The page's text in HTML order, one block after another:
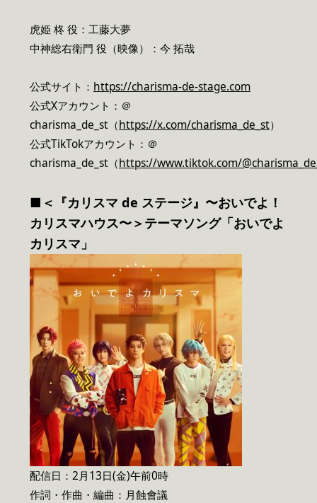
虎姫 柊 役：工藤大夢
中神総右衛門 役（映像）：今 拓哉
公式サイト： https://charisma-de-stage.com
公式Xアカウント：＠
charisma_de_st（https://x.com/charisma_de_st）
公式TikTokアカウント：＠
charisma_de_st（https://www.tiktok.com/
■＜『カリスマ de ステージ』〜おいでよ！
カリスマハウス〜＞テーマソング「おいでよ
カリスマ」
配信日：2月13日(金)午前0時
作詞・作曲・編曲：月蝕會議